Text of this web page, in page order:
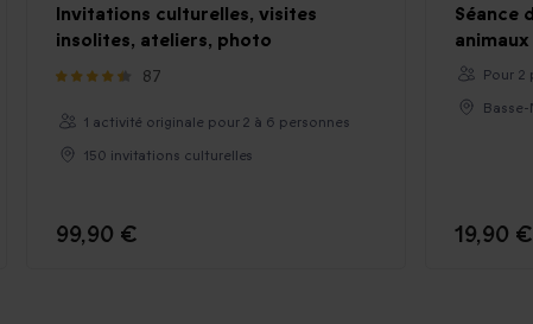
Invitations culturelles, visites
insolites, ateliers, photo
87
1 activité originale pour 2 à 6 personnes
150 invitations culturelles
99,90 €
Séance
Pour 2
19,90 €